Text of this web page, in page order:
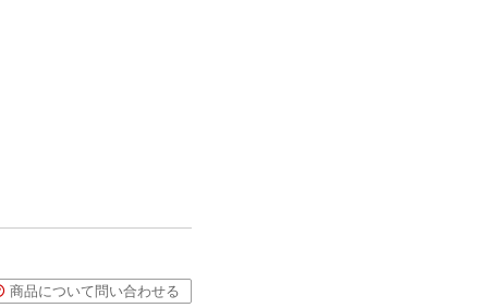
商品について問い合わせる